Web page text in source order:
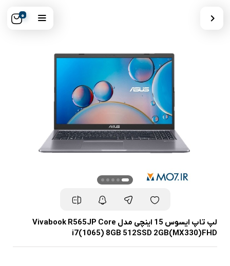
0
لپ تاپ ایسوس 15 اینچی مدل Vivabook R565JP Core
i7(1065) 8GB 512SSD 2GB(MX330)FHD